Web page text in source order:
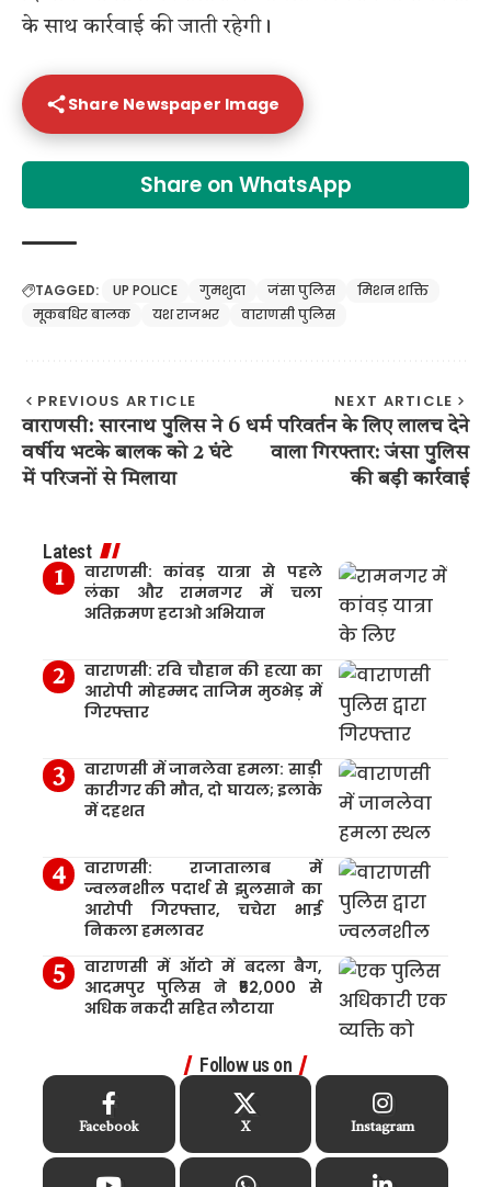
के साथ कार्रवाई की जाती रहेगी।
Share Newspaper Image
Share on WhatsApp
TAGGED: UP POLICE गुमशुदा जंसा पुलिस
मिशन शक्ति
मूकबधिर बालक
यश राजभर वाराणसी पुलिस
PREVIOUS ARTICLE
वाराणसी: सारनाथ पुलिस ने 6
वर्षीय भटके बालक को 2 घंटे
में परिजनों से मिलाया
NEXT ARTICLE
धर्म परिवर्तन के लिए लालच देने
वाला गिरफ्तार: जंसा पुलिस
की बड़ी कार्रवाई
Latest
वाराणसी: कांवड़ यात्रा से पहले
लंका और रामनगर में चला
अतिक्रमण हटाओ अभियान
वाराणसी: रवि चौहान की हत्या का
आरोपी मोहम्मद ताजिम मुठभेड़ में
गिरफ्तार
वाराणसी में जानलेवा हमला: साड़ी
कारीगर की मौत, दो घायल; इलाके
में दहशत
वाराणसी: राजातालाब में
ज्वलनशील पदार्थ से झुलसाने का
आरोपी गिरफ्तार, चचेरा भाई
निकला हमलावर
वाराणसी में ऑटो में बदला बैग,
आदमपुर पुलिस ने ₹52,000 से
अधिक नकदी सहित लौटाया
Follow us on
Facebook X Instagram